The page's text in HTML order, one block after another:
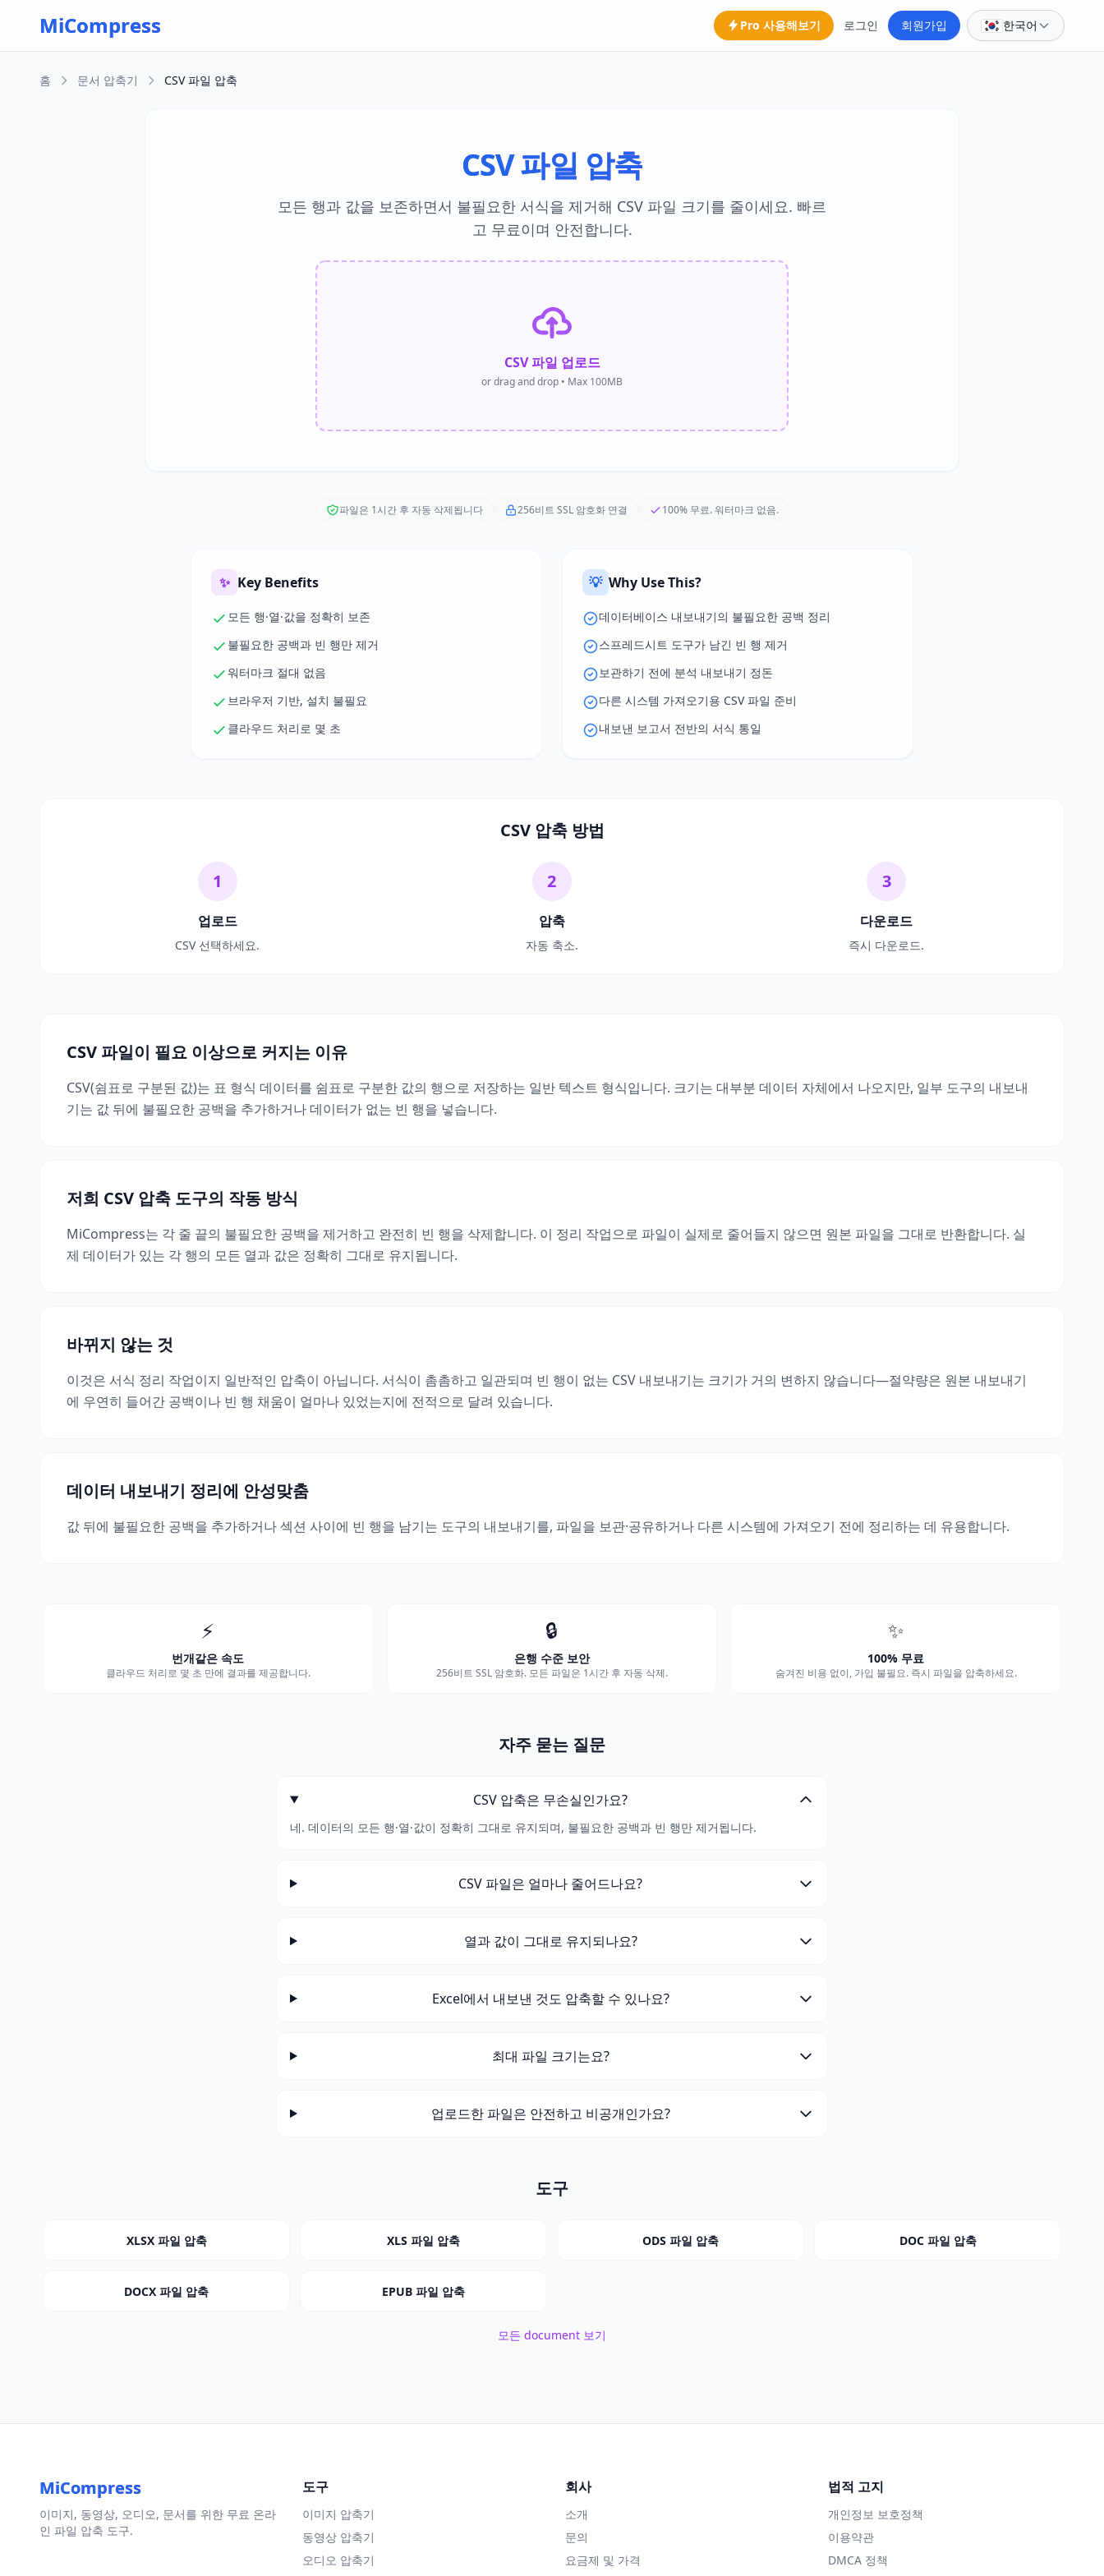
Skip to main content
MiCompress Pro 사용해보기 로그인 회원가입 한국어
홈 문서 압축기 CSV 파일 압축
CSV 파일 압축
모든 행과 값을 보존하면서 불필요한 서식을 제거해 CSV 파일 크기를 줄이세요. 빠르
고 무료이며 안전합니다.
CSV 파일 업로드
or drag and drop • Max 100MB
파일은 1시간 후 자동 삭제됩니다 256비트 SSL 암호화 연결 100% 무료. 워터마크 없음.
✨ Key Benefits
모든 행·열·값을 정확히 보존
불필요한 공백과 빈 행만 제거
워터마크 절대 없음
브라우저 기반, 설치 불필요
클라우드 처리로 몇 초
💡 Why Use This?
데이터베이스 내보내기의 불필요한 공백 정리
스프레드시트 도구가 남긴 빈 행 제거
보관하기 전에 분석 내보내기 정돈
다른 시스템 가져오기용 CSV 파일 준비
내보낸 보고서 전반의 서식 통일
CSV 압축 방법
1
업로드
CSV 선택하세요.
2
압축
자동 축소.
3
다운로드
즉시 다운로드.
CSV 파일이 필요 이상으로 커지는 이유
CSV(쉼표로 구분된 값)는 표 형식 데이터를 쉼표로 구분한 값의 행으로 저장하는 일반 텍스트 형식입니다. 크기는 대부분 데이터 자체에서 나오지만, 일부 도구의 내보내
기는 값 뒤에 불필요한 공백을 추가하거나 데이터가 없는 빈 행을 넣습니다.
저희 CSV 압축 도구의 작동 방식
MiCompress는 각 줄 끝의 불필요한 공백을 제거하고 완전히 빈 행을 삭제합니다. 이 정리 작업으로 파일이 실제로 줄어들지 않으면 원본 파일을 그대로 반환합니다. 실
제 데이터가 있는 각 행의 모든 열과 값은 정확히 그대로 유지됩니다.
바뀌지 않는 것
이것은 서식 정리 작업이지 일반적인 압축이 아닙니다. 서식이 촘촘하고 일관되며 빈 행이 없는 CSV 내보내기는 크기가 거의 변하지 않습니다—절약량은 원본 내보내기
에 우연히 들어간 공백이나 빈 행 채움이 얼마나 있었는지에 전적으로 달려 있습니다.
데이터 내보내기 정리에 안성맞춤
값 뒤에 불필요한 공백을 추가하거나 섹션 사이에 빈 행을 남기는 도구의 내보내기를, 파일을 보관·공유하거나 다른 시스템에 가져오기 전에 정리하는 데 유용합니다.
⚡
번개같은 속도
클라우드 처리로 몇 초 만에 결과를 제공합니다.
🔒
은행 수준 보안
256비트 SSL 암호화. 모든 파일은 1시간 후 자동 삭제.
✨
100% 무료
숨겨진 비용 없이, 가입 불필요. 즉시 파일을 압축하세요.
자주 묻는 질문
CSV 압축은 무손실인가요?
네. 데이터의 모든 행·열·값이 정확히 그대로 유지되며, 불필요한 공백과 빈 행만 제거됩니다.
CSV 파일은 얼마나 줄어드나요?
열과 값이 그대로 유지되나요?
Excel에서 내보낸 것도 압축할 수 있나요?
최대 파일 크기는요?
업로드한 파일은 안전하고 비공개인가요?
도구
XLSX 파일 압축 XLS 파일 압축 ODS 파일 압축 DOC 파일 압축
DOCX 파일 압축 EPUB 파일 압축
모든 document 보기
MiCompress
이미지, 동영상, 오디오, 문서를 위한 무료 온라
인 파일 압축 도구.
도구
이미지 압축기
동영상 압축기
오디오 압축기
회사
소개
문의
요금제 및 가격
법적 고지
개인정보 보호정책
이용약관
DMCA 정책